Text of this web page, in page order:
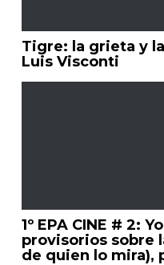
Tigre: la grieta y
Luis Visconti
1º EPA CINE # 2:
provisorios sobre
de quien lo mira),